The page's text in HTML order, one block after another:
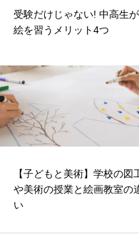
受験だけじゃない! 中高生が
絵を習うメリット4つ
【子どもと美術】学校の図
や美術の授業と絵画教室の
い